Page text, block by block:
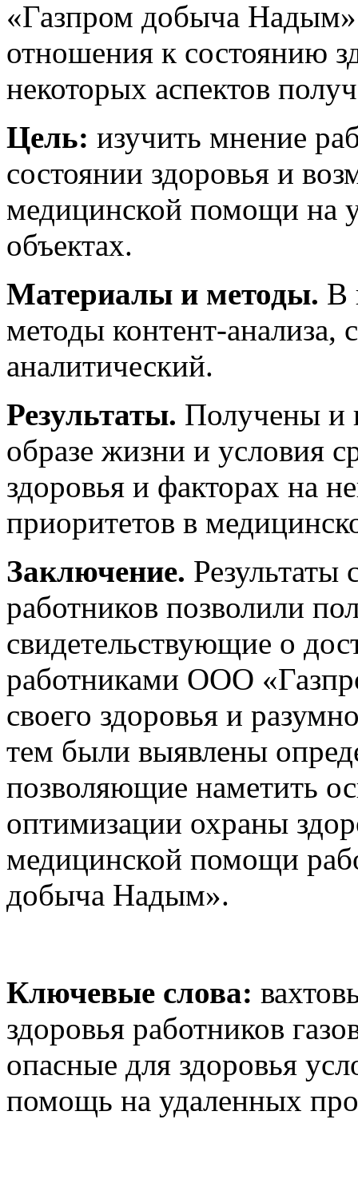
«Газпром добыча
отношения к состоянию
некоторых аспектов
Цель: изучить мнение
состоянии здоровья и
медицинской помощи на
объектах.
Материалы и методы. В
методы контент-анализа,
аналитический.
Результаты. Получены и
образе жизни и условия
здоровья и факторах на
приоритетов в
Заключение. Результаты
работников позволили
свидетельствующие о
работниками ООО
своего здоровья и
тем были выявлены
позволяющие наметить
оптимизации охраны
медицинской помощи
добыча Надым».
Ключевые слова:
здоровья работников
опасные для здоровья
помощь на удаленных